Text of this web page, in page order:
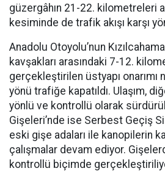
güzergâhın 21-22. kilometreleri
kesiminde de trafik akışı karşı
Anadolu Otoyolu’nun
kavşakları arasındaki 7-12.
gerçekleştirilen üstyapı onarımı
yönü trafiğe kapatıldı. Ulaşım,
yönlü ve kontrollü olarak
Gişeleri’nde ise Serbest Geçiş
eski gişe adaları ile kanopilerin
çalışmalar devam ediyor.
kontrollü biçimde